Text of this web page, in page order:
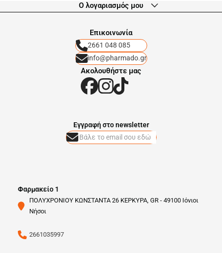
Ο λογαριασμός μου
Eπικοινωνία
2661 048 085
info@pharmado.gr
Ακολουθήστε μας
Φαρμακείο 1
ΠΟΛΥΧΡΟΝΙΟΥ ΚΩΝΣΤΑΝΤΑ 26 ΚΕΡΚΥΡΑ, GR - 49100 Ιόνιοι
Νήσοι
2661035997
Eγγραφή στο newsletter